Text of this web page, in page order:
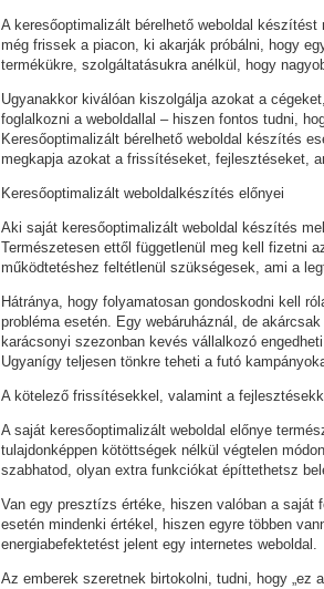
A keresőoptimalizált bérelhető weboldal
még frissek a piacon, ki akarják próbálni, hogy
termékükre, szolgáltatásukra anélkül, hogy
Ugyanakkor kiválóan kiszolgálja azokat a
foglalkozni a weboldallal – hiszen fontos tudni,
Keresőoptimalizált bérelhető weboldal készítés
megkapja azokat a frissítéseket, fejlesztéseket,
Keresőoptimalizált weboldalkészítés előnyei
Aki saját keresőoptimalizált weboldal készítés
Természetesen ettől függetlenül meg kell fizetni
működtetéshez feltétlenül szükségesek, ami a
Hátránya, hogy folyamatosan gondoskodni kell
probléma esetén. Egy webáruháznál, de
karácsonyi szezonban kevés vállalkozó
Ugyanígy teljesen tönkre teheti a futó
A kötelező frissítésekkel, valamint a
A saját keresőoptimalizált weboldal előnye
tulajdonképpen kötöttségek nélkül végtelen
szabhatod, olyan extra funkciókat építtethetsz
Van egy presztízs értéke, hiszen valóban a saját
esetén mindenki értékel, hiszen egyre többen
energiabefektetést jelent egy internetes weboldal.
Az emberek szeretnek birtokolni, tudni, hogy